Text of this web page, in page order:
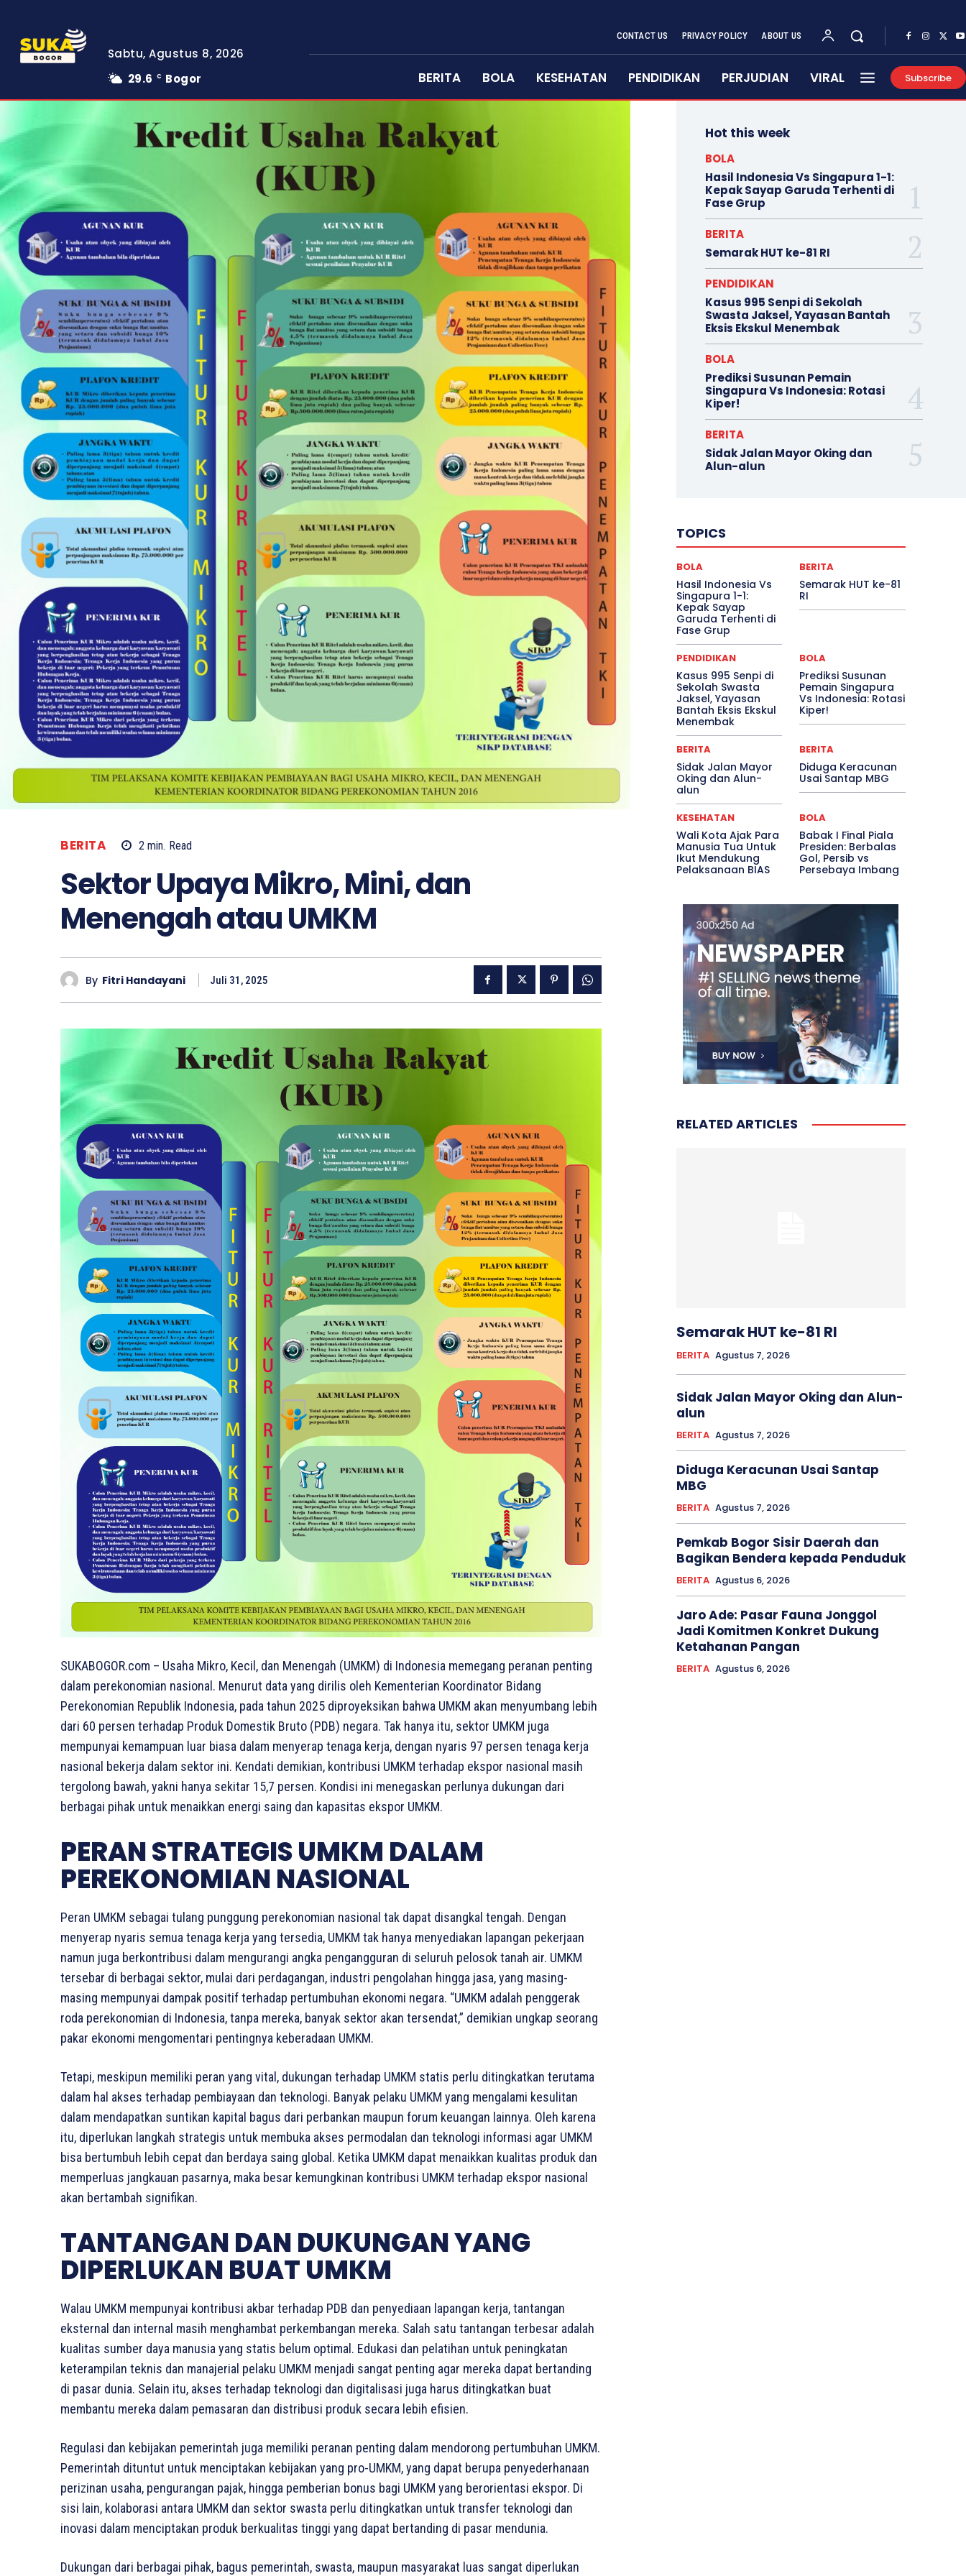
Sabtu, Agustus 8, 2026
29.6
C Bogor
CONTACT US PRIVACY POLICY ABOUT US
BERITA BOLA KESEHATAN PENDIDIKAN PERJUDIAN VIRAL Subscribe
BERITA 2 min. Read
Sektor Upaya Mikro, Mini, dan
Menengah atau UMKM
By Fitri Handayani Juli 31, 2025
SUKABOGOR.com – Usaha Mikro, Kecil, dan Menengah (UMKM) di Indonesia memegang peranan penting
dalam perekonomian nasional. Menurut data yang dirilis oleh Kementerian Koordinator Bidang
Perekonomian Republik Indonesia, pada tahun 2025 diproyeksikan bahwa UMKM akan menyumbang lebih
dari 60 persen terhadap Produk Domestik Bruto (PDB) negara. Tak hanya itu, sektor UMKM juga
mempunyai kemampuan luar biasa dalam menyerap tenaga kerja, dengan nyaris 97 persen tenaga kerja
nasional bekerja dalam sektor ini. Kendati demikian, kontribusi UMKM terhadap ekspor nasional masih
tergolong bawah, yakni hanya sekitar 15,7 persen. Kondisi ini menegaskan perlunya dukungan dari
berbagai pihak untuk menaikkan energi saing dan kapasitas ekspor UMKM.
PERAN STRATEGIS UMKM DALAM
PEREKONOMIAN NASIONAL
Peran UMKM sebagai tulang punggung perekonomian nasional tak dapat disangkal tengah. Dengan
menyerap nyaris semua tenaga kerja yang tersedia, UMKM tak hanya menyediakan lapangan pekerjaan
namun juga berkontribusi dalam mengurangi angka pengangguran di seluruh pelosok tanah air. UMKM
tersebar di berbagai sektor, mulai dari perdagangan, industri pengolahan hingga jasa, yang masing-
masing mempunyai dampak positif terhadap pertumbuhan ekonomi negara. “UMKM adalah penggerak
roda perekonomian di Indonesia, tanpa mereka, banyak sektor akan tersendat,” demikian ungkap seorang
pakar ekonomi mengomentari pentingnya keberadaan UMKM.
Tetapi, meskipun memiliki peran yang vital, dukungan terhadap UMKM statis perlu ditingkatkan terutama
dalam hal akses terhadap pembiayaan dan teknologi. Banyak pelaku UMKM yang mengalami kesulitan
dalam mendapatkan suntikan kapital bagus dari perbankan maupun forum keuangan lainnya. Oleh karena
itu, diperlukan langkah strategis untuk membuka akses permodalan dan teknologi informasi agar UMKM
bisa bertumbuh lebih cepat dan berdaya saing global. Ketika UMKM dapat menaikkan kualitas produk dan
memperluas jangkauan pasarnya, maka besar kemungkinan kontribusi UMKM terhadap ekspor nasional
akan bertambah signifikan.
TANTANGAN DAN DUKUNGAN YANG
DIPERLUKAN BUAT UMKM
Walau UMKM mempunyai kontribusi akbar terhadap PDB dan penyediaan lapangan kerja, tantangan
eksternal dan internal masih menghambat perkembangan mereka. Salah satu tantangan terbesar adalah
kualitas sumber daya manusia yang statis belum optimal. Edukasi dan pelatihan untuk peningkatan
keterampilan teknis dan manajerial pelaku UMKM menjadi sangat penting agar mereka dapat bertanding
di pasar dunia. Selain itu, akses terhadap teknologi dan digitalisasi juga harus ditingkatkan buat
membantu mereka dalam pemasaran dan distribusi produk secara lebih efisien.
Regulasi dan kebijakan pemerintah juga memiliki peranan penting dalam mendorong pertumbuhan UMKM.
Pemerintah dituntut untuk menciptakan kebijakan yang pro-UMKM, yang dapat berupa penyederhanaan
perizinan usaha, pengurangan pajak, hingga pemberian bonus bagi UMKM yang berorientasi ekspor. Di
sisi lain, kolaborasi antara UMKM dan sektor swasta perlu ditingkatkan untuk transfer teknologi dan
inovasi dalam menciptakan produk berkualitas tinggi yang dapat bertanding di pasar mendunia.
Dukungan dari berbagai pihak, bagus pemerintah, swasta, maupun masyarakat luas sangat diperlukan
Hot this week
BOLA
Hasil Indonesia Vs Singapura 1-1:
Kepak Sayap Garuda Terhenti di
Fase Grup
BERITA
Semarak HUT ke-81 RI
PENDIDIKAN
Kasus 995 Senpi di Sekolah
Swasta Jaksel, Yayasan Bantah
Eksis Ekskul Menembak
BOLA
Prediksi Susunan Pemain
Singapura Vs Indonesia: Rotasi
Kiper!
BERITA
Sidak Jalan Mayor Oking dan
Alun-alun
TOPICS
BOLA
Hasil Indonesia Vs
Singapura 1-1:
Kepak Sayap
Garuda Terhenti di
Fase Grup
BERITA
Semarak HUT ke-81
RI
PENDIDIKAN
Kasus 995 Senpi di
Sekolah Swasta
Jaksel, Yayasan
Bantah Eksis Ekskul
Menembak
BOLA
Prediksi Susunan
Pemain Singapura
Vs Indonesia: Rotasi
Kiper!
BERITA
Sidak Jalan Mayor
Oking dan Alun-
alun
BERITA
Diduga Keracunan
Usai Santap MBG
KESEHATAN
Wali Kota Ajak Para
Manusia Tua Untuk
Ikut Mendukung
Pelaksanaan BIAS
BOLA
Babak I Final Piala
Presiden: Berbalas
Gol, Persib vs
Persebaya Imbang
RELATED ARTICLES
Semarak HUT ke-81 RI
BERITA Agustus 7, 2026
Sidak Jalan Mayor Oking dan Alun-
alun
BERITA Agustus 7, 2026
Diduga Keracunan Usai Santap
MBG
BERITA Agustus 7, 2026
Pemkab Bogor Sisir Daerah dan
Bagikan Bendera kepada Penduduk
BERITA Agustus 6, 2026
Jaro Ade: Pasar Fauna Jonggol
Jadi Komitmen Konkret Dukung
Ketahanan Pangan
BERITA Agustus 6, 2026